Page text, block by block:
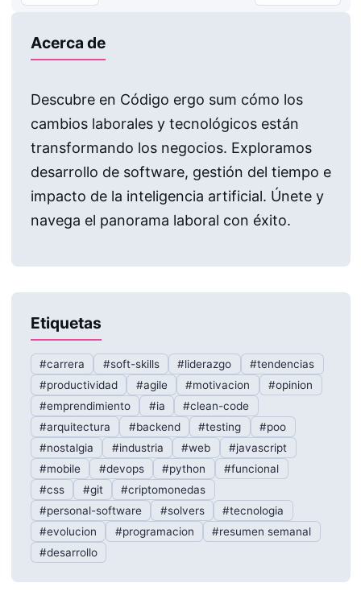
Acerca de
Descubre en Código ergo sum cómo los
cambios laborales y tecnológicos están
transformando los negocios. Exploramos
desarrollo de software, gestión del tiempo e
impacto de la inteligencia artificial. Únete y
navega el panorama laboral con éxito.
Etiquetas
#carrera #soft-skills #liderazgo
#tendencias
#productividad
#agile #motivacion
#opinion
#emprendimiento
#ia
#clean-code
#arquitectura
#backend #testing
#poo
#nostalgia
#industria #web
#javascript
#mobile
#devops #python
#funcional
#css
#git
#criptomonedas
#personal-software
#solvers
#tecnologia
#evolucion
#programacion
#resumen semanal
#desarrollo